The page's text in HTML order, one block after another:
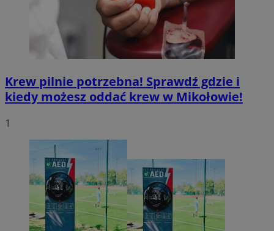
Krew pilnie potrzebna! Sprawdź gdzie i
kiedy możesz oddać krew w Mikołowie!
1